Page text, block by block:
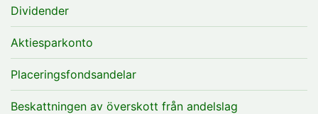
Dividender
Aktiesparkonto
Placeringsfondsandelar
Beskattningen av överskott från andelslag